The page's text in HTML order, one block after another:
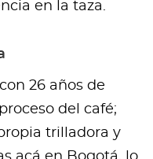
en la taza.
26 años de
del café;
trilladora y